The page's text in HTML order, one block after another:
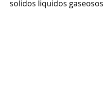
solidos liquidos